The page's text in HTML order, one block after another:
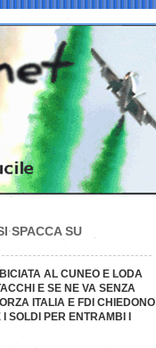
SPACCA SU
AL CUNEO E LODA
E SE NE VA SENZA
ITALIA E FDI CHIEDONO
SOLDI PER ENTRAMBI I